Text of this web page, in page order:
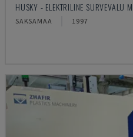
HUSKY - ELEKTRILINE SURVEVALU
SAKSAMAA 1997